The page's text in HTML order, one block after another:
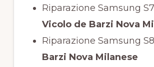
Riparazione Samsung
Vicolo de Barzi Nova
Riparazione Samsung S8
Barzi Nova Milanese